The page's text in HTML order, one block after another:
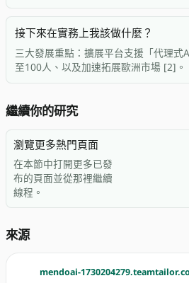
接下來在實務上我該做什麼？
三大發展重點：擴展平台支援「代理式
至100人、以及加速拓展歐洲市場 [2]。
繼續你的研究
瀏覽更多熱門頁面
在本節中打開更多已發
布的頁面並從那裡繼續
線程。
來源
mendoai-